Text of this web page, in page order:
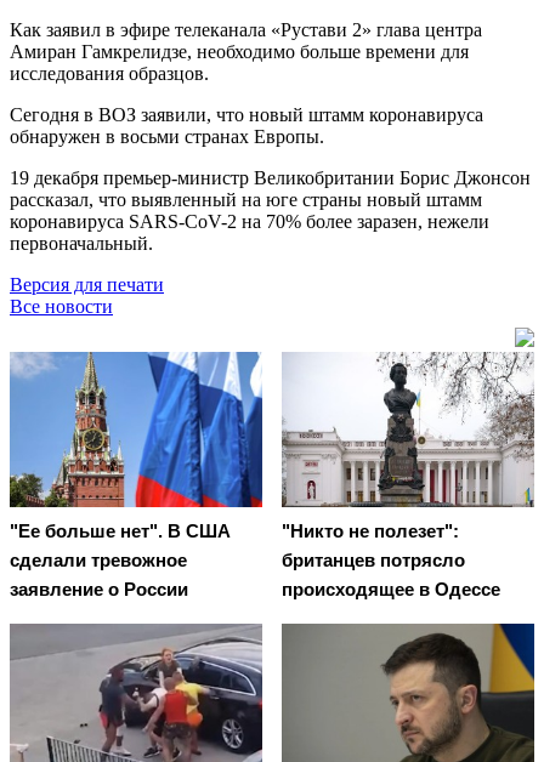
Как заявил в эфире телеканала «Рустави 2» глава центра
Амиран Гамкрелидзе, необходимо больше времени для
исследования образцов.
Сегодня в ВОЗ заявили, что новый штамм коронавируса
обнаружен в восьми странах Европы.
19 декабря премьер-министр Великобритании Борис Джонсон
рассказал, что выявленный на юге страны новый штамм
коронавируса SARS-CoV-2 на 70% более заразен, нежели
первоначальный.
Версия для печати
Все новости
"Ее больше нет". В США
сделали тревожное
заявление о России
"Никто не полезет":
британцев потрясло
происходящее в Одессе